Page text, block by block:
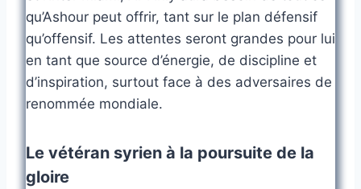
qu’Ashour peut offrir, tant sur le plan défensif
qu’offensif. Les attentes seront grandes pour lui
en tant que source d’énergie, de discipline et
d’inspiration, surtout face à des adversaires de
renommée mondiale.
Le vétéran syrien à la poursuite de la
gloire